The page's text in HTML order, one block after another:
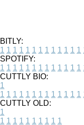
BITLY:
1 1 1 1 1 1 1 1 1 1 1 1 1
SPOTIFY:
1 1 1 1 1 1 1 1 1 1 1 1 1
CUTTLY BIO:
1
1 1 1 1 1 1 1 1 1 1 1 1 1
CUTTLY OLD:
1
1 1 1 1 1 1 1 1 1 1